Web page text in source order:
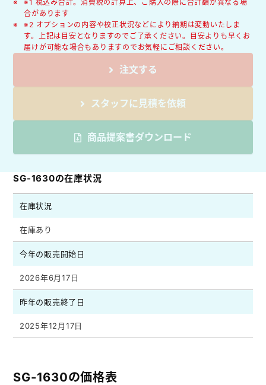
※1 税込み合計。消費税の計算上、ご購入の際に合計額が異なる場
合があります
※2 オプションの内容や校正状況などにより納期は変動いたしま
す。上記は目安となりますのでご了承ください。目安よりも早くお
届けが可能な場合もありますのでお気軽にご相談ください。
注文する
スタッフに見積を依頼
商品提案書ダウンロード
SG-1630の在庫状況
在庫状況
在庫あり
今年の販売開始日
2026年6月17日
昨年の販売終了日
2025年12月17日
SG-1630の価格表